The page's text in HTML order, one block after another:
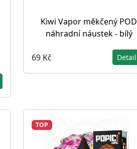
Kiwi Vapor měkčený POD
náhradní náustek - bílý
69 Kč Detail
TOP